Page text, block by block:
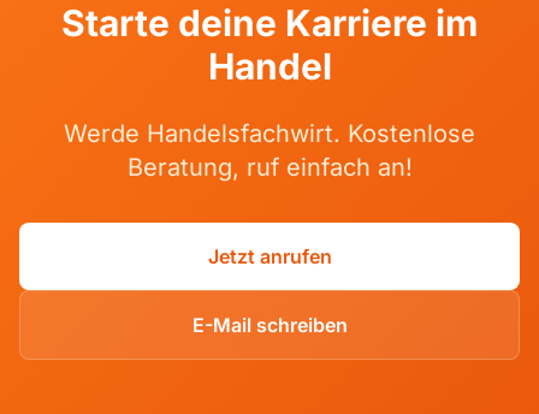
Starte deine Karriere im
Handel
Werde Handelsfachwirt. Kostenlose
Beratung, ruf einfach an!
Jetzt anrufen
E-Mail schreiben